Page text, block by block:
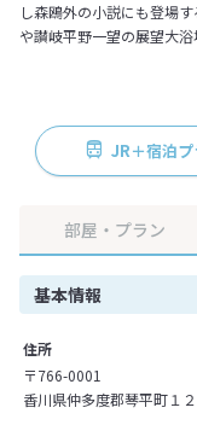
し森鴎外の小説にも登場
や讃岐平野一望の展望大
JR＋宿泊プ
部屋・プラン
基本情報
住所
〒766-0001
香川県仲多度郡琴平町１